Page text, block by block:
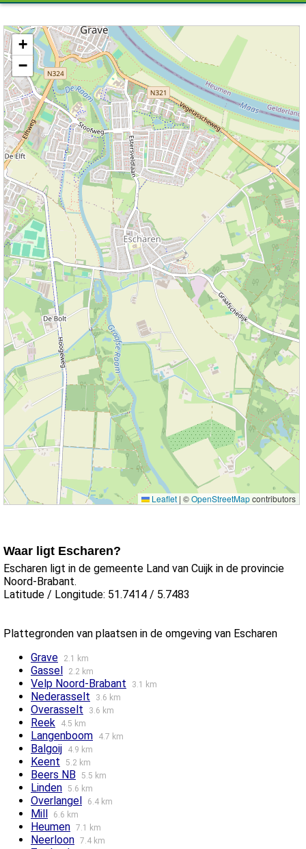
Kaart / Plattegrond Escharen centrum
+
−
Leaflet | ©OpenStreetMapcontributors
Waar ligt Escharen?
Escharen ligt in de gemeente Land van Cuijk in de provincie
Noord-Brabant.
Latitude / Longitude: 51.7414 / 5.7483
Plattegronden van plaatsen in de omgeving van Escharen
Grave
2.1 km
Gassel 2.2 km
Velp Noord-Brabant 3.1 km
Nederasselt 3.6 km
Overasselt 3.6 km
Reek 4.5 km
Langenboom 4.7 km
Balgoij 4.9 km
Keent 5.2 km
Beers NB 5.5 km
Linden 5.6 km
Overlangel 6.4 km
Mill 6.6 km
Heumen 7.1 km
Neerloon 7.4 km